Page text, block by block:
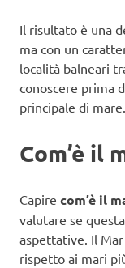
Il risultato è una
ma con un
località balneari
conoscere prima
principale di mare.
Com’è il
Capire com’è il
valutare se
aspettative. Il
rispetto ai mari